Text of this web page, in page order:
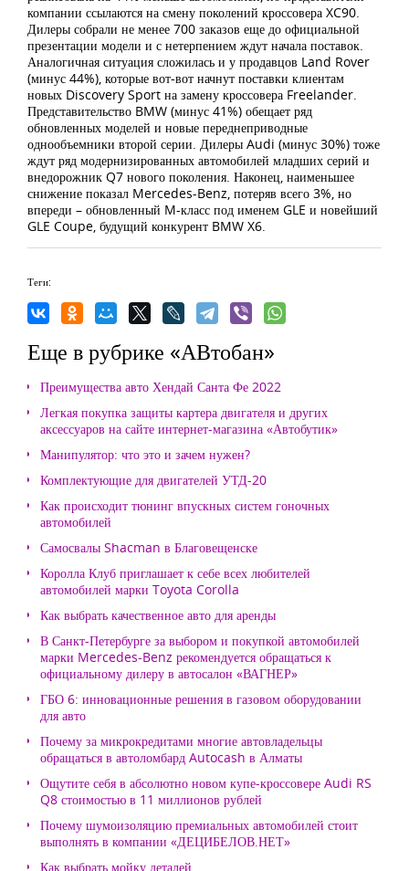
компании ссылаются на смену поколений кроссовера XC90.
Дилеры собрали не менее 700 заказов еще до официальной
презентации модели и с нетерпением ждут начала поставок.
Аналогичная ситуация сложилась и у продавцов Land Rover
(минус 44%), которые вот-вот начнут поставки клиентам
новых Discovery Sport на замену кроссовера Freelander.
Представительство BMW (минус 41%) обещает ряд
обновленных моделей и новые переднеприводные
однообъемники второй серии. Дилеры Audi (минус 30%) тоже
ждут ряд модернизированных автомобилей младших серий и
внедорожник Q7 нового поколения. Наконец, наименьшее
снижение показал Mercedes-Benz, потеряв всего 3%, но
впереди – обновленный M-класс под именем GLE и новейший
GLE Coupe, будущий конкурент BMW X6.
Теги:
Еще в рубрике «АВтобан»
Преимущества авто Хендай Санта Фе 2022
Легкая покупка защиты картера двигателя и других
аксессуаров на сайте интернет-магазина «Автобутик»
Манипулятор: что это и зачем нужен?
Комплектующие для двигателей УТД-20
Как происходит тюнинг впускных систем гоночных
автомобилей
Самосвалы Shacman в Благовещенске
Королла Клуб приглашает к себе всех любителей
автомобилей марки Toyota Corolla
Как выбрать качественное авто для аренды
В Санкт-Петербурге за выбором и покупкой автомобилей
марки Mercedes-Benz рекомендуется обращаться к
официальному дилеру в автосалон «ВАГНЕР»
ГБО 6: инновационные решения в газовом оборудовании
для авто
Почему за микрокредитами многие автовладельцы
обращаться в автоломбард Autocash в Алматы
Ощутите себя в абсолютно новом купе-кроссовере Audi RS
Q8 стоимостью в 11 миллионов рублей
Почему шумоизоляцию премиальных автомобилей стоит
выполнять в компании «ДЕЦИБЕЛОВ.НЕТ»
Как выбрать мойку деталей